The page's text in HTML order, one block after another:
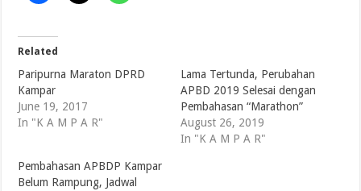
Related
Paripurna Maraton DPRD
Kampar
June 19, 2017
In "K A M P A R"
Lama Tertunda, Perubahan
APBD 2019 Selesai dengan
Pembahasan “Marathon”
August 26, 2019
In "K A M P A R"
Pembahasan APBDP Kampar
Belum Rampung, Jadwal